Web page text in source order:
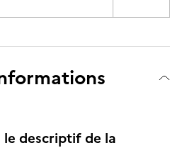
descriptif de la